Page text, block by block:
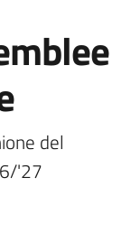
del
'27